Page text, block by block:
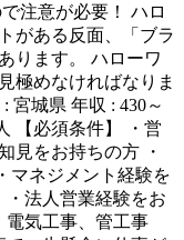
注意が必要！ ハロ
がある反面、「ブラ
ります。 ハローワ
極めなければなりま
宮城県 年収 : 430～
【必須条件】 ・営
見をお持ちの方 ・
マネジメント経験を
・法人営業経験をお
電気工事、管工事